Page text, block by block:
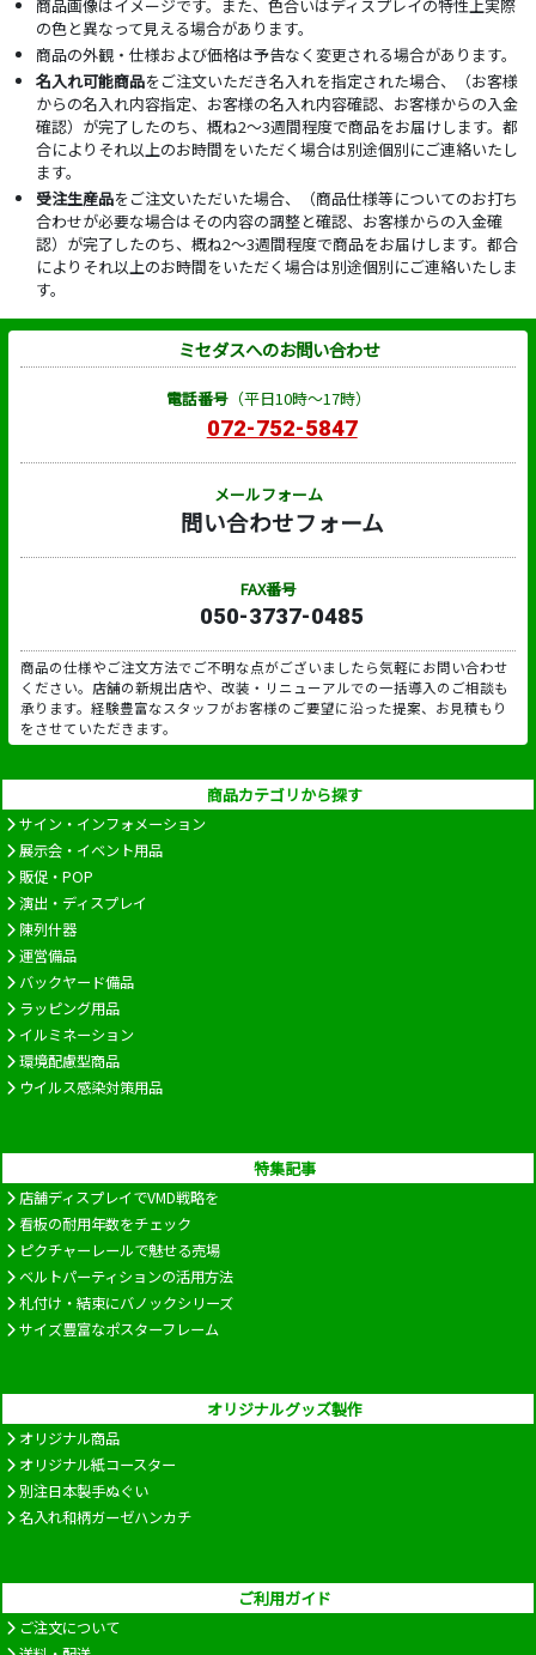
商品画像はイメージです。また、色合いはディスプレイの特性上実際
の色と異なって見える場合があります。
商品の外観・仕様および価格は予告なく変更される場合があります。
名入れ可能商品をご注文いただき名入れを指定された場合、（お客様
からの名入れ内容指定、お客様の名入れ内容確認、お客様からの入金
確認）が完了したのち、概ね2～3週間程度で商品をお届けします。都
合によりそれ以上のお時間をいただく場合は別途個別にご連絡いたし
ます。
受注生産品をご注文いただいた場合、（商品仕様等についてのお打ち
合わせが必要な場合はその内容の調整と確認、お客様からの入金確
認）が完了したのち、概ね2～3週間程度で商品をお届けします。都合
によりそれ以上のお時間をいただく場合は別途個別にご連絡いたしま
す。
ミセダスへのお問い合わせ
電話番号（平日10時～17時）
072-752-5847
メールフォーム
問い合わせフォーム
FAX番号
050-3737-0485
商品の仕様やご注文方法でご不明な点がございましたら気軽にお問い合わせ
ください。店舗の新規出店や、改装・リニューアルでの一括導入のご相談も
承ります。経験豊富なスタッフがお客様のご要望に沿った提案、お見積もり
をさせていただきます。
商品カテゴリから探す
サイン・インフォメーション
展示会・イベント用品
販促・POP
演出・ディスプレイ
陳列什器
運営備品
バックヤード備品
ラッピング用品
イルミネーション
環境配慮型商品
ウイルス感染対策用品
特集記事
店舗ディスプレイでVMD戦略を
看板の耐用年数をチェック
ピクチャーレールで魅せる売場
ベルトパーティションの活用方法
札付け・結束にバノックシリーズ
サイズ豊富なポスターフレーム
オリジナルグッズ製作
オリジナル商品
オリジナル紙コースター
別注日本製手ぬぐい
名入れ和柄ガーゼハンカチ
ご利用ガイド
ご注文について